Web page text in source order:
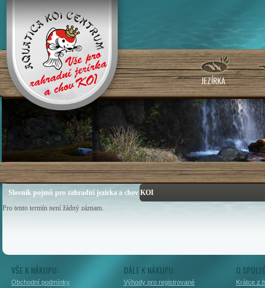
JEZÍRKA
Slovník pojmů pro zahradní jezírka a chov KOI
Pro tento termín není žádný záznam.
VŠE K NÁKUPU:
Obchodní podmínky
DÁLE K NÁKUPU:
Výhody pro registrované
O
Krátce z